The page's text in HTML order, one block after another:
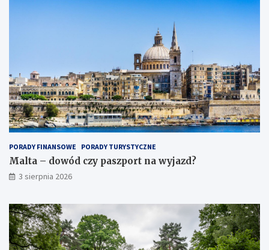
PORADY FINANSOWE PORADY TURYSTYCZNE
Malta – dowód czy paszport na wyjazd?
3 sierpnia 2026